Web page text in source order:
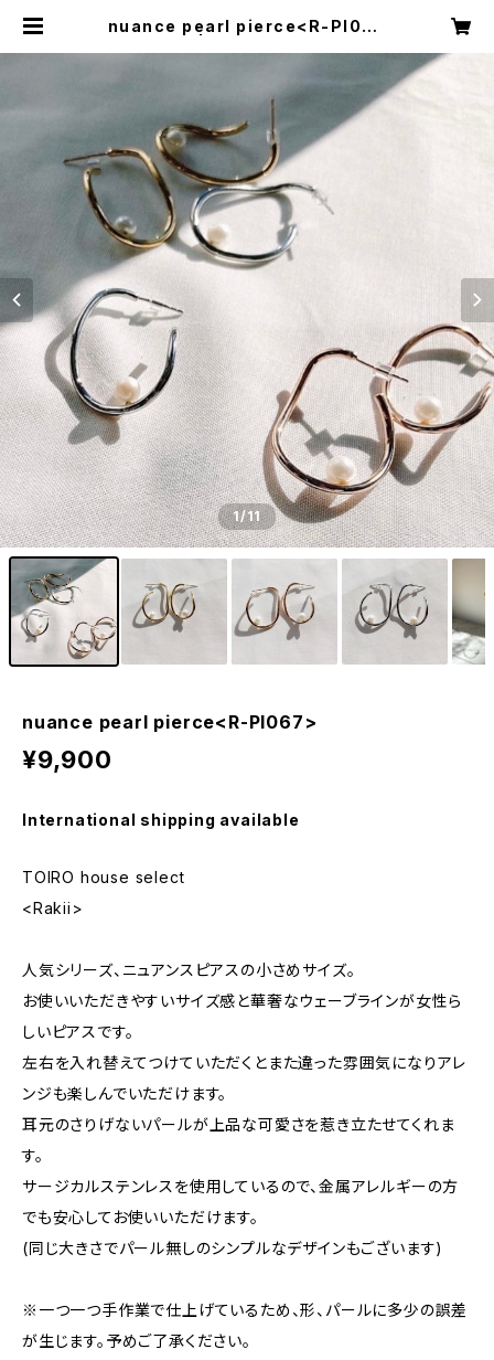
nuance pearl pierce<R-PI067
1/11
nuance pearl pierce<R-PI067>
¥9,900
International shipping available
TOIRO house select
<Rakii>
人気シリーズ、ニュアンスピアスの小さめサイズ。
お使いいただきやすいサイズ感と華奢なウェーブラインが女性ら
しいピアスです。
左右を入れ替えてつけていただくとまた違った雰囲気になりアレ
ンジも楽しんでいただけます。
耳元のさりげないパールが上品な可愛さを惹き立たせてくれま
す。
サージカルステンレスを使用しているので、金属アレルギーの方
でも安心してお使いいただけます。
(同じ大きさでパール無しのシンプルなデザインもございます)
※一つ一つ手作業で仕上げているため、形、パールに多少の誤差
が生じます。予めご了承ください。